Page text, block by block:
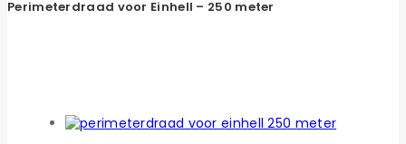
Perimeterdraad voor Einhell – 250 meter